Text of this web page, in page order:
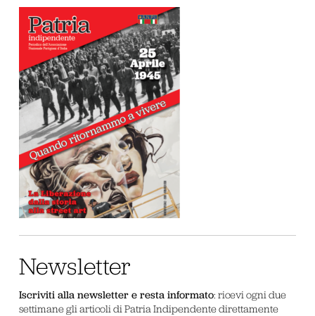
Newsletter
Iscriviti alla newsletter e resta informato: ricevi ogni due
settimane gli articoli di Patria Indipendente direttamente